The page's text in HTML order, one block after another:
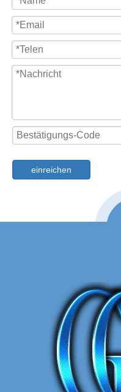
einreichen